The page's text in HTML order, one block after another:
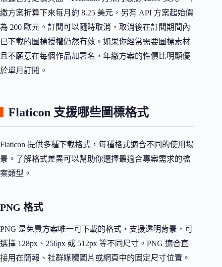
繳方案折算下來每月約 8.25 美元，另有 API 方案起始價
為 200 歐元。訂閱可以隨時取消，取消後在訂閱期間內
已下載的圖標授權仍然有效。如果你經常需要圖標素材
且不願意在每個作品加署名，年繳方案的性價比明顯優
於單月訂閱。
Flaticon 支援哪些圖標格式
Flaticon 提供多種下載格式，每種格式適合不同的使用場
景。了解格式差異可以幫助你選擇最適合專案需求的檔
案類型。
PNG 格式
PNG 是免費方案唯一可下載的格式，支援透明背景，可
選擇 128px、256px 或 512px 等不同尺寸。PNG 適合直
接用在簡報、社群媒體圖片或網頁中的固定尺寸位置。